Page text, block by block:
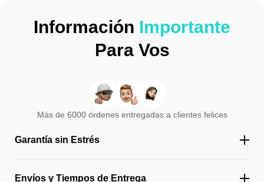
Información Importante
Para Vos
Más de 6000 órdenes entregadas a clientes felices
Garantía sin Estrés
Envíos y Tiempos de Entrega